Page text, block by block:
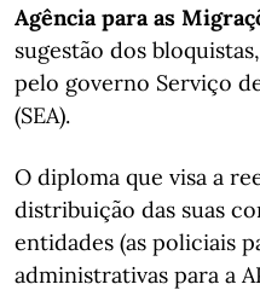
Agência para as
sugestão dos
pelo governo Serviço
(SEA).
O diploma que visa a
distribuição das suas
entidades (as policiais
administrativas para a